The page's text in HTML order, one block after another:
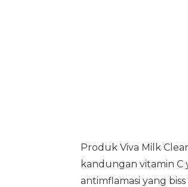
Produk Viva Milk
kandungan vitamin
antimflamasi yang